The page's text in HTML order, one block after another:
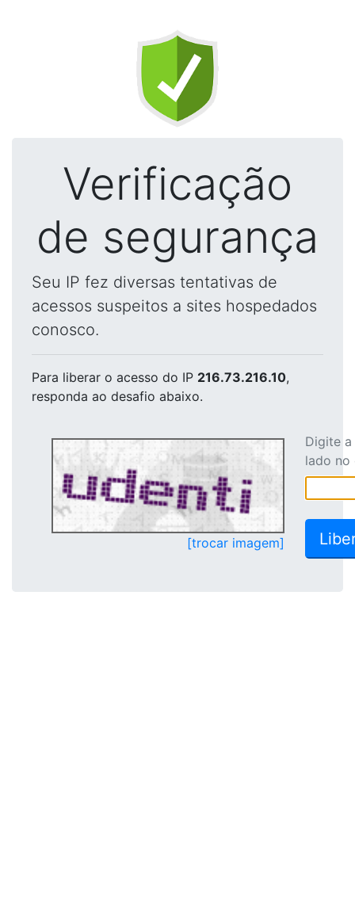
Verificação
de segurança
Seu IP fez diversas tentativas de
acessos suspeitos a sites hospedados
conosco.
Para liberar o acesso do IP 216.73.216.10,
responda ao desafio abaixo.
[trocar imagem]
Digite
lado no